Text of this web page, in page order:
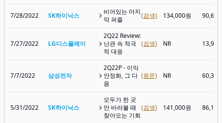
7/28/2022 SK하이닉스
비어있는 마지
막 퍼즐
(검색) 134,000원
7/27/2022 LG디스플레이
2Q22 Review:
난관 속 적극
적 대응
(검색) NR
7/7/2022 삼성전자
2Q22P - 이익
안정화, 그 다
음
(원문) NR
5/31/2022 SK하이닉스
모두가 한 곳
만 바라볼 때
찾아오는 기회
(검색) 141,000원